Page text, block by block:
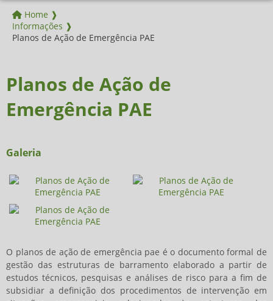
Home ❱
Informações ❱
Planos de Ação de Emergência PAE
Planos de Ação de
Emergência PAE
Galeria
O planos de ação de emergência pae é o documento formal de
gestão das estruturas de barramento elaborado a partir de
estudos técnicos, pesquisas e análises de risco para a fim de
subsidiar a definição dos procedimentos de intervenção em